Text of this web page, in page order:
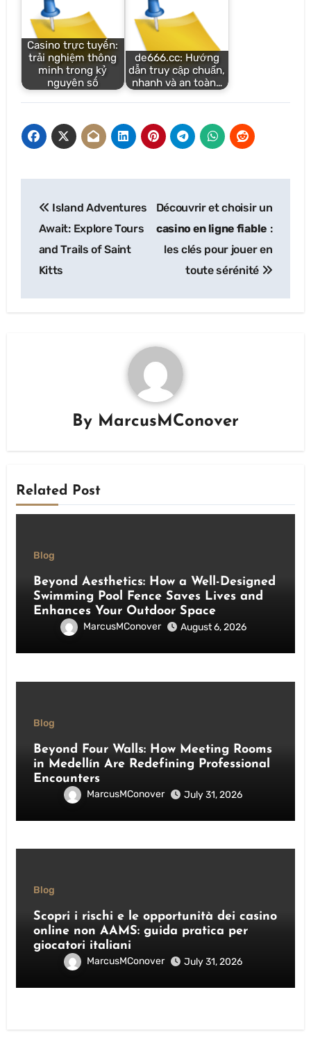
Casino trực tuyến:
trải nghiệm thông
minh trong kỷ
nguyên số
de666.cc: Hướng
dẫn truy cập chuẩn,
nhanh và an toàn…
navigation
Island Adventures
Await: Explore Tours
and Trails of Saint
Kitts
Découvrir et choisir un
casino en ligne fiable :
les clés pour jouer en
toute sérénité
By MarcusMConover
Related Post
Blog
Beyond Aesthetics: How a Well-Designed
Swimming Pool Fence Saves Lives and
Enhances Your Outdoor Space
MarcusMConover August 6, 2026
Blog
Beyond Four Walls: How Meeting Rooms
in Medellín Are Redefining Professional
Encounters
MarcusMConover July 31, 2026
Blog
Scopri i rischi e le opportunità dei casino
online non AAMS: guida pratica per
giocatori italiani
MarcusMConover July 31, 2026